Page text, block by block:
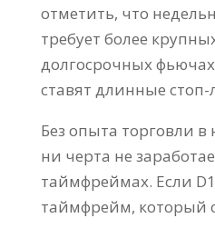
отметить, что
требует более
долгосрочных
ставят длинные стоп-
Без опыта торговли в
ни черта не
таймфреймах. Если
таймфрейм, который